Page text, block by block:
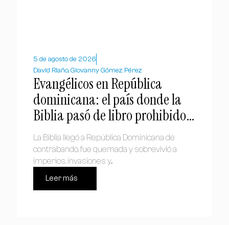
5 de agosto de 2026
David Riaño, Giovanny Gómez Pérez
Evangélicos en República
dominicana: el país donde la
Biblia pasó de libro prohibido a
símbolo nacional
La Biblia llegó a República Dominicana de
contrabando, fue quemada y sobrevivió a
imperios, invasiones y...
Leer más